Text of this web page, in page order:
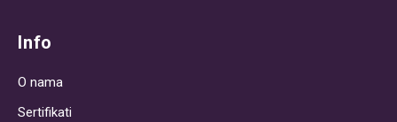
Info
O nama
Sertifikati